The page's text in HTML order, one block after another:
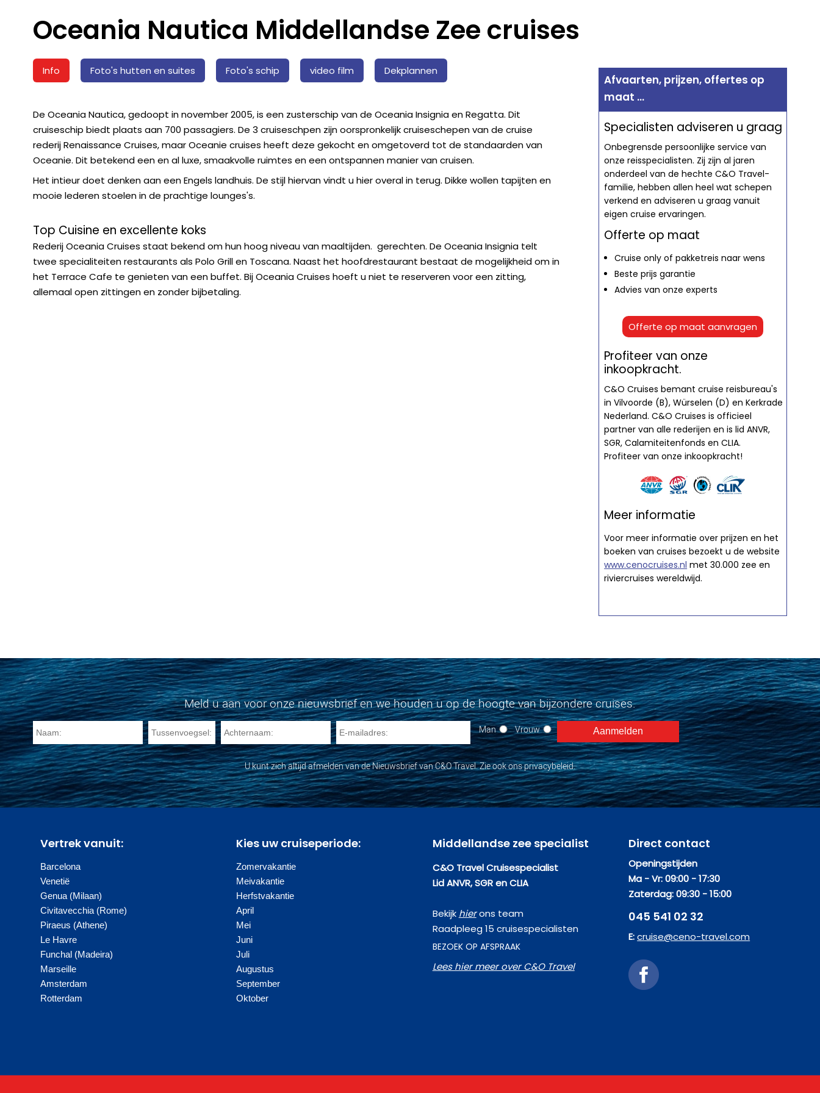
Oceania Nautica Middellandse Zee cruises
Info Foto's hutten en suites Foto's schip video film Dekplannen
De Oceania Nautica, gedoopt in november 2005, is een zusterschip van de Oceania Insignia en Regatta. Dit
cruiseschip biedt plaats aan 700 passagiers. De 3 cruiseschpen zijn oorspronkelijk cruiseschepen van de cruise
rederij Renaissance Cruises, maar Oceanie cruises heeft deze gekocht en omgetoverd tot de standaarden van
Oceanie. Dit betekend een en al luxe, smaakvolle ruimtes en een ontspannen manier van cruisen.
Het intieur doet denken aan een Engels landhuis. De stijl hiervan vindt u hier overal in terug. Dikke wollen tapijten en
mooie lederen stoelen in de prachtige lounges's.
Top Cuisine en excellente koks
Rederij Oceania Cruises staat bekend om hun hoog niveau van maaltijden. gerechten. De Oceania Insignia telt
twee specialiteiten restaurants als Polo Grill en Toscana. Naast het hoofdrestaurant bestaat de mogelijkheid om in
het Terrace Cafe te genieten van een buffet. Bij Oceania Cruises hoeft u niet te reserveren voor een zitting,
allemaal open zittingen en zonder bijbetaling.
Afvaarten, prijzen, offertes op
maat ...
Specialisten adviseren u graag
Onbegrensde persoonlijke service van
onze reisspecialisten. Zij zijn al jaren
onderdeel van de hechte C&O Travel-
familie, hebben allen heel wat schepen
verkend en adviseren u graag vanuit
eigen cruise ervaringen.
Offerte op maat
Cruise only of pakketreis naar wens
Beste prijs garantie
Advies van onze experts
Offerte op maat aanvragen
Profiteer van onze
inkoopkracht.
C&O Cruises bemant cruise reisbureau's
in Vilvoorde (B), Würselen (D) en Kerkrade
Nederland. C&O Cruises is officieel
partner van alle rederijen en is lid ANVR,
SGR, Calamiteitenfonds en CLIA.
Profiteer van onze inkoopkracht!
Meer informatie
Voor meer informatie over prijzen en het
boeken van cruises bezoekt u de website
www.cenocruises.nl met 30.000 zee en
riviercruises wereldwijd.
Meld u aan voor onze nieuwsbrief en we houden u op de hoogte van bijzondere cruises.
Man Vrouw
U kunt zich altijd afmelden van de Nieuwsbrief van C&O Travel. Zie ook ons privacybeleid.
Vertrek vanuit:
Barcelona
Venetië
Genua (Milaan)
Civitavecchia (Rome)
Piraeus (Athene)
Le Havre
Funchal (Madeira)
Marseille
Amsterdam
Rotterdam
Kies uw cruiseperiode:
Zomervakantie
Meivakantie
Herfstvakantie
April
Mei
Juni
Juli
Augustus
September
Oktober
Middellandse zee specialist
C&O Travel Cruisespecialist
Lid ANVR, SGR en CLIA
Bekijk hierons team
Raadpleeg 15 cruisespecialisten
BEZOEK OP AFSPRAAK
Lees hier meer over C&O Travel
Direct contact
Openingstijden
Ma - Vr: 09:00 - 17:30
Zaterdag: 09:30 - 15:00
045 541 02 32
E:cruise@ceno-travel.com